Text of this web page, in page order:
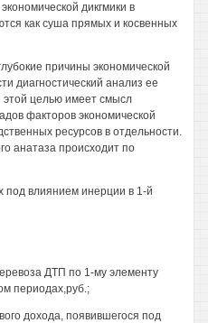
дикгмики в
как суша прямых и косвенных
причины экономической
диагностический анализ ее
этой целью имеет смысл
факторов экономической
ресурсов в отдельности.
анатаза происходит по
под влиянием инерции в 1-й
ДТП по 1-му элементу
периодах,руб.;
дохода, появившегося под